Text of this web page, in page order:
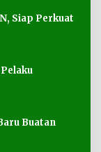
Siap Perkuat
Buatan